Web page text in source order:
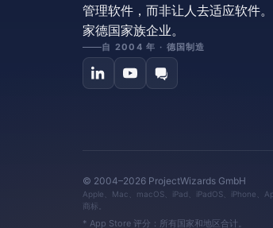
管理软件，而非让人去适应软件
家德国家族企业。
自 2004 年 · 德国制造
© 2004–2026 ProjectWizards GmbH
Apple、Mac、macOS、iPad、iPadOS、iPhone、
商标。
* App Store 评分：所有国家和地区合计。